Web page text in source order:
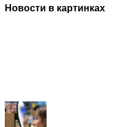
Новости в картинках